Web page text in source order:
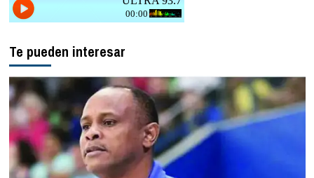
Te pueden interesar